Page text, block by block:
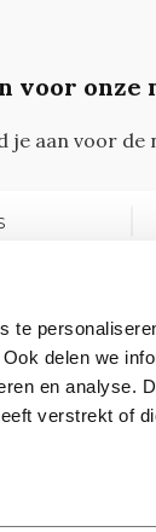
te
delen we
en analyse.
verstrekt of
voor onze
je aan voor de
of tips?